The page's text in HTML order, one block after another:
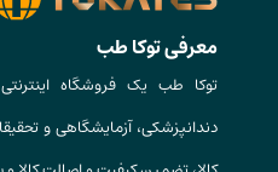
معرفی توکا طب
توکا طب یک فروشگاه
دندانپزشکی، آزمایشگاهی و